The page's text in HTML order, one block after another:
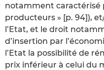
notamment caractérisé
producteurs » [p. 94]),
l’Etat, et le droit
d’insertion par
l’Etat la possibilité de
prix inférieur à celui du